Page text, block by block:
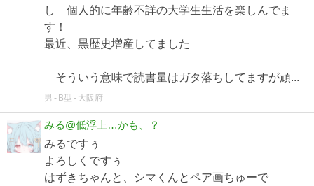
し 個人的に年齢不詳の大学生生活を楽しんでま
す！
最近、黒歴史増産してました
そういう意味で読書量はガタ落ちしてますが頑...
男 B型 大阪府
みる@低浮上…かも、？
みるですぅ
よろしくですぅ
はずきちゃんと、シマくんとペア画ちゅーで